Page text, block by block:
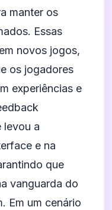
manter os
Essas
novos jogos,
os jogadores
experiências e
levou a
e na
que
vanguarda do
Em um cenário